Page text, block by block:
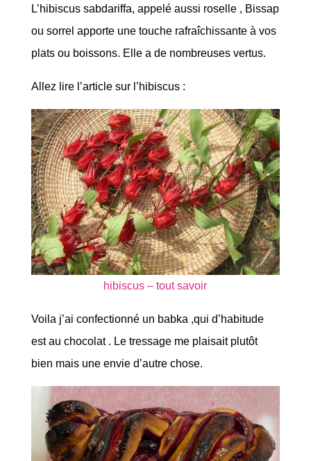
L’hibiscus sabdariffa, appelé aussi roselle , Bissap
ou sorrel apporte une touche rafraîchissante à vos
plats ou boissons. Elle a de nombreuses vertus.
Allez lire l’article sur l’hibiscus :
hibiscus – tout savoir
Voila j’ai confectionné un babka ,qui d’habitude
est au chocolat . Le tressage me plaisait plutôt
bien mais une envie d’autre chose.